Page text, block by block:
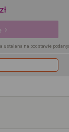
zł
ustalana na podstawie